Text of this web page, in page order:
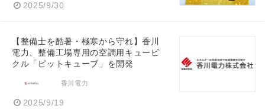
2025/9/30
【整備士を酷暑・極寒から守れ】香川
電力、整備工場専用の空調用キュービ
クル「ピットキューブ」を開発
香川電力
2025/9/19